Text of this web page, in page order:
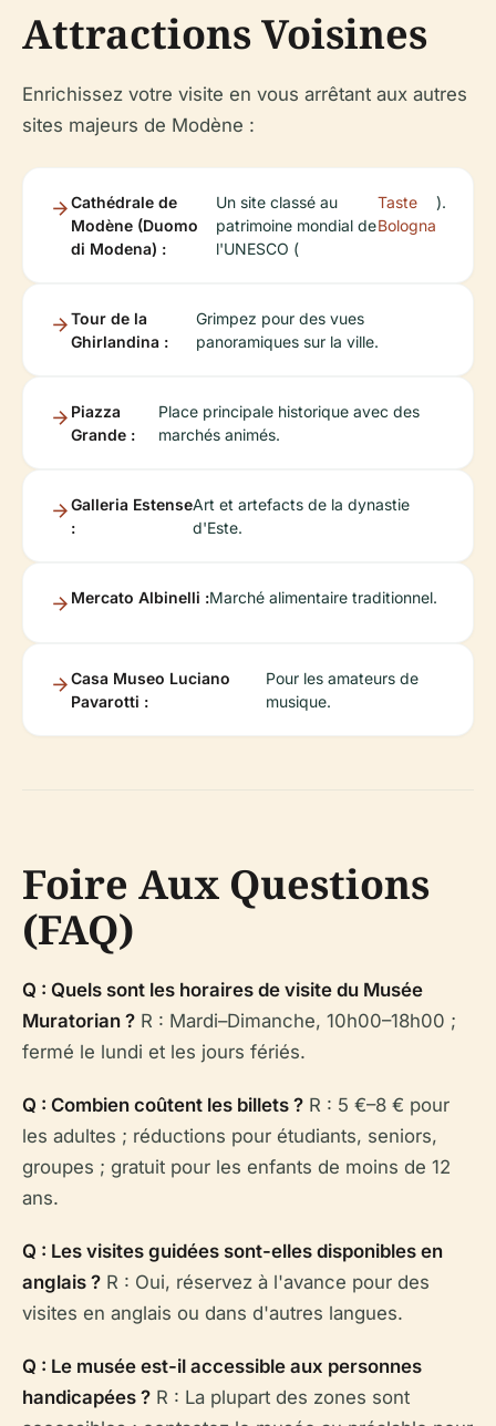
Attractions Voisines
Enrichissez votre visite en vous arrêtant aux autres
sites majeurs de Modène :
Cathédrale de
Modène (Duomo
di Modena) :
Un site classé au
patrimoine mondial de
l'UNESCO (
Taste
Bologna
).
Tour de la
Ghirlandina :
Grimpez pour des vues
panoramiques sur la ville.
Piazza
Grande :
Place principale historique avec des
marchés animés.
Galleria Estense
:
Art et artefacts de la dynastie
d'Este.
Mercato Albinelli :Marché alimentaire traditionnel.
Casa Museo Luciano
Pavarotti :
Pour les amateurs de
musique.
Foire Aux Questions
(FAQ)
Q : Quels sont les horaires de visite du Musée
Muratorian ? R : Mardi–Dimanche, 10h00–18h00 ;
fermé le lundi et les jours fériés.
Q : Combien coûtent les billets ? R : 5 €–8 € pour
les adultes ; réductions pour étudiants, seniors,
groupes ; gratuit pour les enfants de moins de 12
ans.
Q : Les visites guidées sont-elles disponibles en
anglais ? R : Oui, réservez à l'avance pour des
visites en anglais ou dans d'autres langues.
Q : Le musée est-il accessible aux personnes
handicapées ? R : La plupart des zones sont